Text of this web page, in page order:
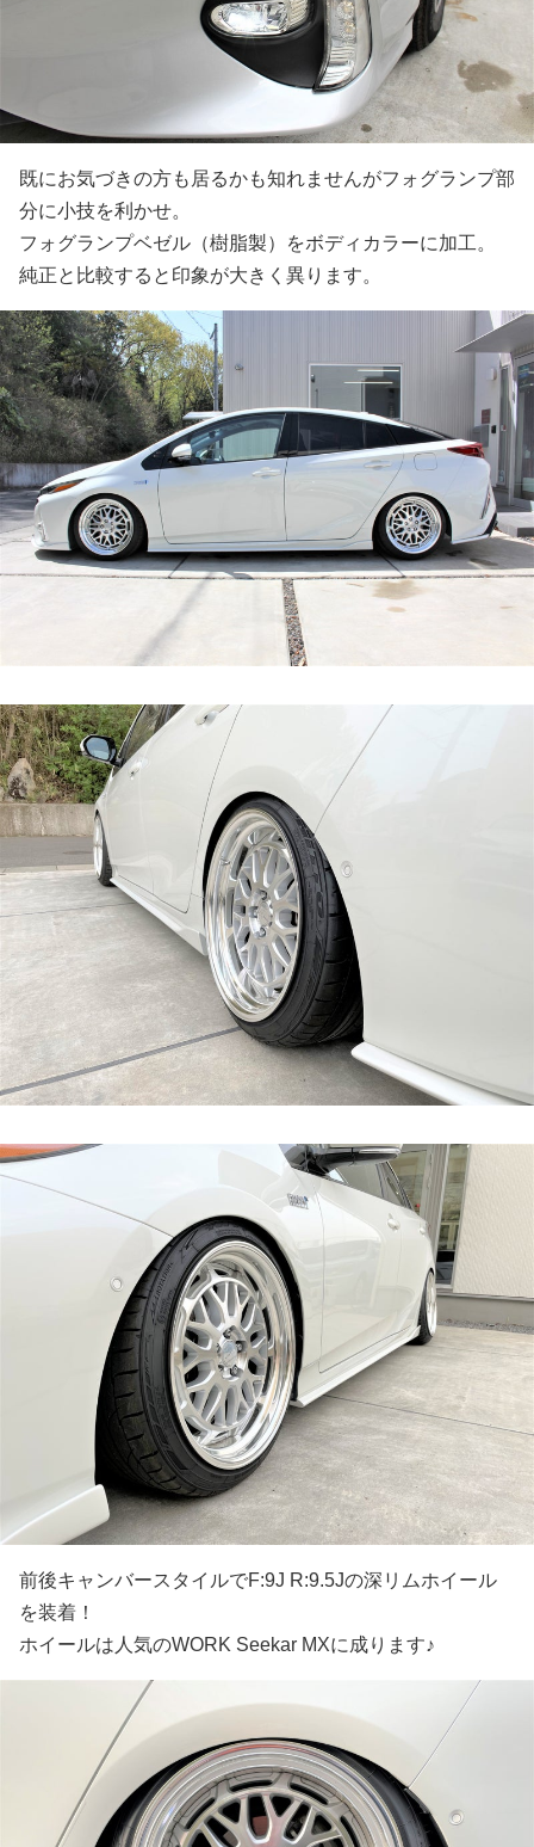
既にお気づきの方も居るかも知れませんがフォグランプ部
分に小技を利かせ。
フォグランプベゼル（樹脂製）をボディカラーに加工。
純正と比較すると印象が大きく異ります。
前後キャンバースタイルでF:9J R:9.5Jの深リムホイール
を装着！
ホイールは人気のWORK Seekar MXに成ります♪